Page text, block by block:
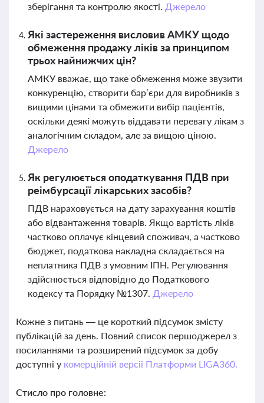
зберігання та контролю якості. Джерело
Які застереження висловив АМКУ щодо
обмеження продажу ліків за принципом
трьох найнижчих цін?
АМКУ вважає, що таке обмеження може звузити
конкуренцію, створити бар’єри для виробників з
вищими цінами та обмежити вибір пацієнтів,
оскільки деякі можуть віддавати перевагу лікам з
аналогічним складом, але за вищою ціною.
Джерело
Як регулюється оподаткування ПДВ при
реімбурсації лікарських засобів?
ПДВ нараховується на дату зарахування коштів
або відвантаження товарів. Якщо вартість ліків
частково оплачує кінцевий споживач, а частково
бюджет, податкова накладна складається на
неплатника ПДВ з умовним ІПН. Регулювання
здійснюється відповідно до Податкового
кодексу та Порядку №1307. Джерело
Кожне з питань — це короткий підсумок змісту
публікацій за день. Повний список першоджерел з
посиланнями та розширений підсумок за добу
доступні у комерційній версії Платформи LIGA360.
Стисло про головне: